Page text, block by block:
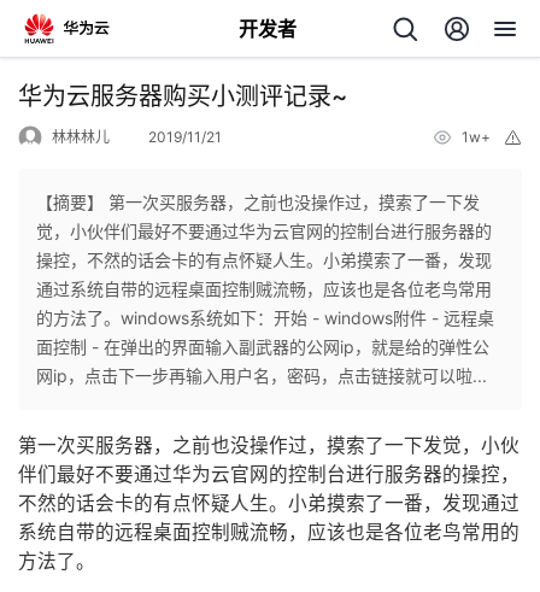
开发者
返
个
人
页
我
开
发
华为云服务器购买小测评记录~
林林林儿 2019/11/21 1w+
【摘要】 第一次买服务器，之前也没操作过，摸索了一下发
觉，小伙伴们最好不要通过华为云官网的控制台进行服务器的
操控，不然的话会卡的有点怀疑人生。小弟摸索了一番，发现
通过系统自带的远程桌面控制贼流畅，应该也是各位老鸟常用
的方法了。windows系统如下：开始 - windows附件 - 远程桌
面控制 - 在弹出的界面输入副武器的公网ip，就是给的弹性公
网ip，点击下一步再输入用户名，密码，点击链接就可以啦...
第一次买服务器，之前也没操作过，摸索了一下发觉，小伙
伴们最好不要通过华为云官网的控制台进行服务器的操控，
不然的话会卡的有点怀疑人生。小弟摸索了一番，发现通过
系统自带的远程桌面控制贼流畅，应该也是各位老鸟常用的
方法了。